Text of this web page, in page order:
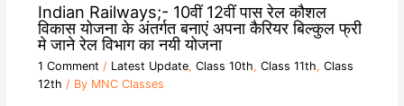
Indian Railways;- 10वीं 12वीं पास रेल कौशल
विकास योजना के अंतर्गत बनाएं अपना कैरियर बिल्कुल फ्री
मे जाने रेल विभाग का नयी योजना
1 Comment / Latest Update, Class 10th, Class 11th, Class
12th / By MNC Classes